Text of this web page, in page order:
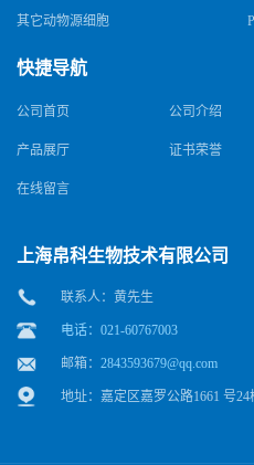
其它动物源细胞
快捷导航
公司首页 公司介绍
产品展厅 证书荣誉
在线留言
上海帛科生物技术有限公司
联系人：黄先生
电话：021-60767003
邮箱： 2843593679@qq.com
地址：嘉定区嘉罗公路1661 号24